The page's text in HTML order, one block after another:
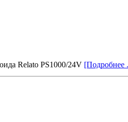
Relato PS1000/24V [Подробнее